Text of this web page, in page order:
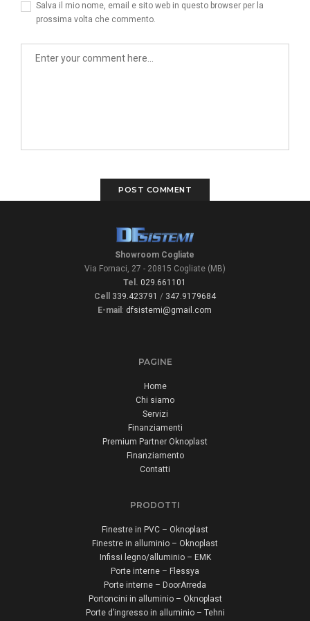
Salva il mio nome, email e sito web in questo browser per la
prossima volta che commento.
Showroom Cogliate
Via Fornaci, 27 - 20815 Cogliate (MB)
Tel. 029.661101
Cell
339.423791 / 347.9179684
E-mail : dfsistemi@gmail.com
PAGINE
Home
Chi siamo
Servizi
Finanziamenti
Premium Partner Oknoplast
Finanziamento
Contatti
PRODOTTI
Finestre in PVC – Oknoplast
Finestre in alluminio – Oknoplast
Infissi legno/alluminio – EMK
Porte interne – Flessya
Porte interne – DoorArreda
Portoncini in alluminio – Oknoplast
Porte d’ingresso in alluminio – Tehni